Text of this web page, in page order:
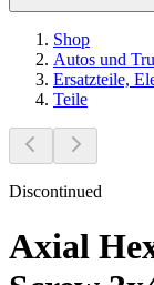
Shop
Autos und
Ersatzteile,
Teile
Discontinued
Axial